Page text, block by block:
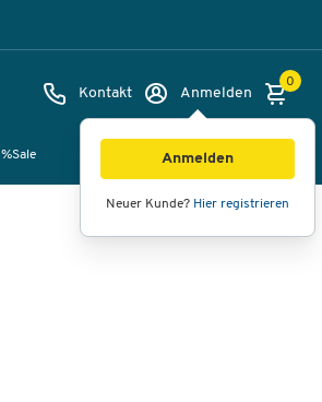
Kontakt Anmelden
Anmelden
Neuer Kunde? Hier registrieren
0
%Sale
360°-Ansicht